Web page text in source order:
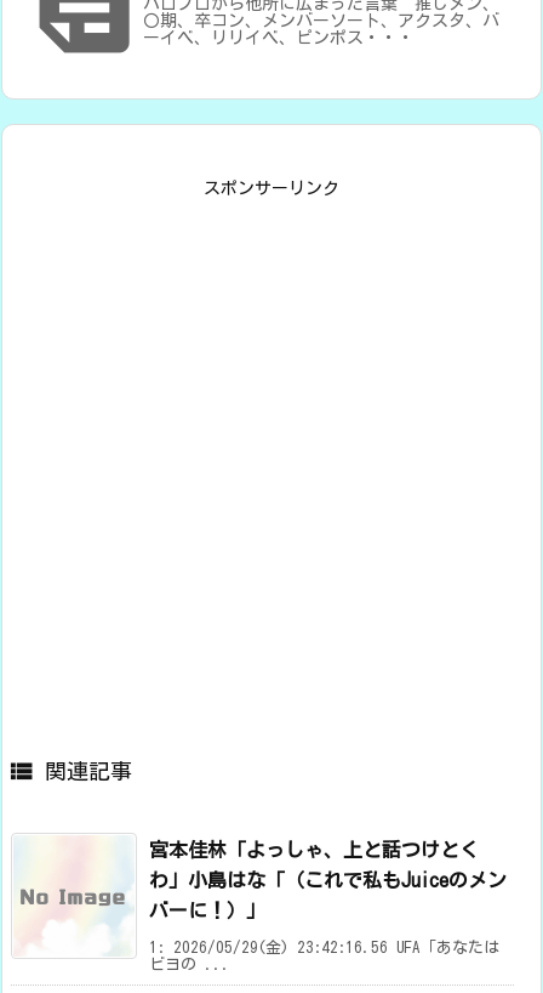
ハロプロから他所に広まった言葉 推しメン、
〇期、卒コン、メンバーソート、アクスタ、バ
ーイベ、リリイベ、ピンポス・・・
スポンサーリンク
 関連記事
宮本佳林「よっしゃ、上と話つけとく
わ」小島はな「（これで私もJuiceのメン
バーに！）」
1: 2026/05/29(金) 23:42:16.56 UFA「あなたは
ビヨの ...